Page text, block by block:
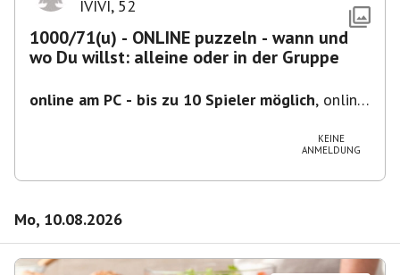
IVIVI, 52
1000/71(u) - ONLINE puzzeln - wann und
wo Du willst: alleine oder in der Gruppe
online am PC - bis zu 10 Spieler möglich, online
KEINE
ANMELDUNG
Mo, 10.08.2026